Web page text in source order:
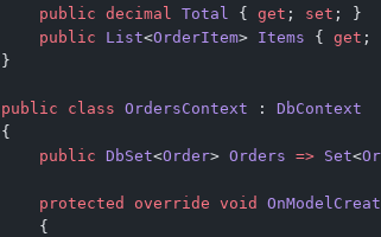
    public
decimal Total { get ; set ; }
    public
List<OrderItem> Items { get ;
}
public class OrdersContext : DbContext
{
    public
DbSet<Order> Orders => Set<
    protected
override void
    {